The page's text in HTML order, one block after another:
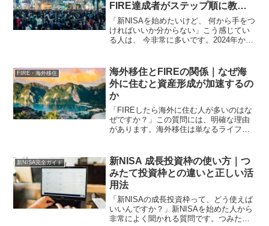
FIRE達成者がステップ順に教え
る
「新NISAを始めたいけど、 何から手をつ
ければいいか分からない」こう感じてい
る人は、 今非常に多いです。2024年から
間が無期限化生涯投資枠が1,800万円に...
FIRE・海外移住
海外移住とFIREの関係｜なぜ海
外に住むと資産形成が加速するの
か
「FIREしたら海外に住む人が多いのはな
ぜですか？」この質問には、明確な理由
があります。海外移住は単なるライフス
トがあります。私は金融資産1億円を超え
てFIREを達成し...
新NISA完全ガイド
新NISA 成長投資枠の使い方｜つ
みたて投資枠との違いと正しい活
用法
「新NISAの成長投資枠って、どう使えば
いいんですか？」新NISAを始めた人から
非常によく聞かれる質問です。つみたて